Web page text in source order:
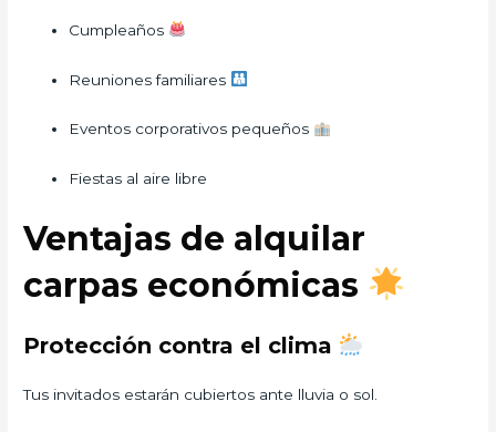
Cumpleaños
Reuniones familiares
Eventos corporativos pequeños
Fiestas al aire libre
Ventajas de alquilar
carpas económicas
Protección contra el clima
Tus invitados estarán cubiertos ante lluvia o sol.